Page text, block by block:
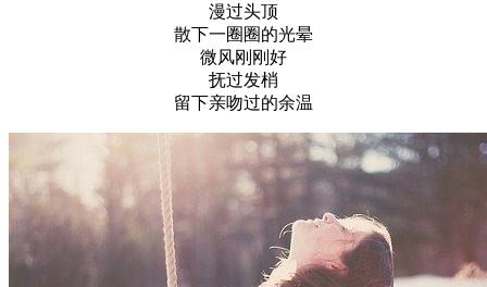
漫过头顶
散下一圈圈的光晕
微风刚刚好
抚过发梢
留下亲吻过的余温